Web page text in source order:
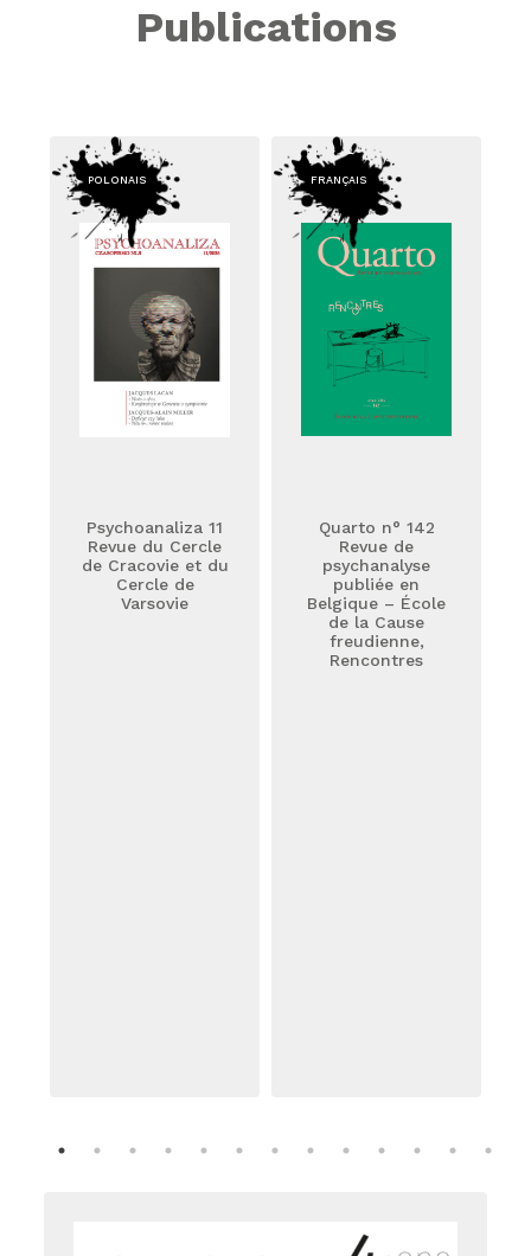
Publications
POLONAIS
Psychoanaliza 11
Revue du Cercle
de Cracovie et du
Cercle de
Varsovie
FRANÇAIS
Quarto n° 142
Revue de
psychanalyse
publiée en
Belgique – École
de la Cause
freudienne,
Rencontres